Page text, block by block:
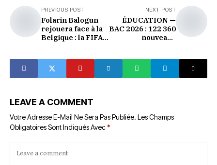
PREVIOUS POST
Folarin Balogun
rejouera face à la
Belgique : la FIFA
inédite
NEXT POST
ÉDUCATION —
BAC 2026 : 122 360
nouveaux
leur avance
LEAVE A COMMENT
Votre Adresse E-Mail Ne Sera Pas Publiée. Les Champs
Obligatoires Sont Indiqués Avec*